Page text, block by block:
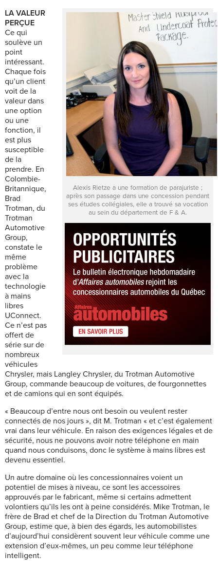
Alexis Rietze a une formation de parajuriste ;
après son passage dans une concession pendant
ses études collégiales, elle a trouvé sa vocation
au sein du département de F & A.
LA VALEUR
PERÇUE
Ce qui
soulève un
point
intéressant.
Chaque fois
qu’un client
voit de la
valeur dans
une option
ou une
fonction, il
est plus
susceptible
de la
prendre. En
Colombie-
Britannique,
Brad
Trotman, du
Trotman
Automotive
Group,
constate le
même
problème
avec la
technologie
à mains
libres
UConnect.
Ce n’est pas
offert de
série sur de
nombreux
véhicules
Chrysler, mais Langley Chrysler, du Trotman Automotive
Group, commande beaucoup de voitures, de fourgonnettes
et de camions qui en sont équipés.
« Beaucoup d’entre nous ont besoin ou veulent rester
connectés de nos jours », dit M. Trotman « et c’est également
vrai dans leur véhicule. En raison des exigences légales et de
sécurité, nous ne pouvons avoir notre téléphone en main
quand nous conduisons, donc le système à mains libres est
devenu essentiel.
Un autre domaine où les concessionnaires voient un
potentiel de mises à niveau, ce sont les accessoires
approuvés par le fabricant, même si certains admettent
volontiers qu’ils les ont à peine considérés. Mike Trotman, le
frère de Brad et chef de la Direction du Trotman Automotive
Group, estime que, à bien des égards, les automobilistes
d’aujourd’hui considèrent souvent leur véhicule comme une
extension d’eux-mêmes, un peu comme leur téléphone
intelligent.